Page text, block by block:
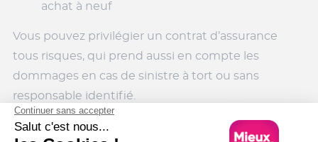
achat à neuf
Vous pouvez privilégier un contrat d’assurance
tous risques, qui prend aussi en compte les
dommages en cas de sinistre à tort ou sans
responsable identifié.
Des garanties pour votre Kia Ceed